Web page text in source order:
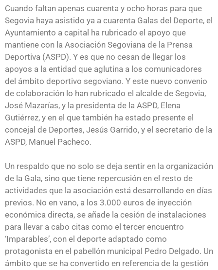
Cuando faltan apenas cuarenta y ocho horas para que
Segovia haya asistido ya a cuarenta Galas del Deporte, el
Ayuntamiento a capital ha rubricado el apoyo que
mantiene con la Asociación Segoviana de la Prensa
Deportiva (ASPD). Y es que no cesan de llegar los
apoyos a la entidad que aglutina a los comunicadores
del ámbito deportivo segoviano. Y este nuevo convenio
de colaboración lo han rubricado el alcalde de Segovia,
José Mazarías, y la presidenta de la ASPD, Elena
Gutiérrez, y en el que también ha estado presente el
concejal de Deportes, Jesús Garrido, y el secretario de la
ASPD, Manuel Pacheco.
Un respaldo que no solo se deja sentir en la organización
de la Gala, sino que tiene repercusión en el resto de
actividades que la asociación está desarrollando en días
previos. No en vano, a los 3.000 euros de inyección
económica directa, se añade la cesión de instalaciones
para llevar a cabo citas como el tercer encuentro
‘Imparables’, con el deporte adaptado como
protagonista en el pabellón municipal Pedro Delgado. Un
ámbito que se ha convertido en referencia de la gestión